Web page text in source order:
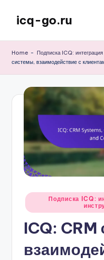
content
icq-go.ru
Home - Подписка ICQ:
системы, взаимодействие с
Posted
in
Подписка ICQ:
ICQ: